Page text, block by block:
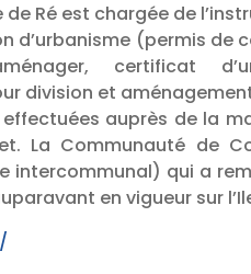
Ré est chargée de
d’urbanisme (permis de
certificat
division et
auprès de la
La Communauté de
intercommunal) qui a
en vigueur sur